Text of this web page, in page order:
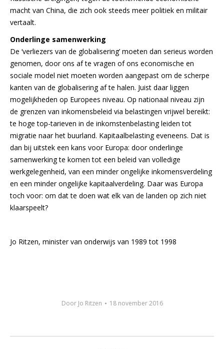
macht van China, die zich ook steeds meer politiek en militair
vertaalt.
Onderlinge samenwerking
De ‘verliezers van de globalisering’ moeten dan serieus worden
genomen, door ons af te vragen of ons economische en
sociale model niet moeten worden aangepast om de scherpe
kanten van de globalisering af te halen. Juist daar liggen
mogelijkheden op Europees niveau. Op nationaal niveau zijn
de grenzen van inkomensbeleid via belastingen vrijwel bereikt:
te hoge top-tarieven in de inkomstenbelasting leiden tot
migratie naar het buurland. Kapitaalbelasting eveneens. Dat is
dan bij uitstek een kans voor Europa: door onderlinge
samenwerking te komen tot een beleid van volledige
werkgelegenheid, van een minder ongelijke inkomensverdeling
en een minder ongelijke kapitaalverdeling. Daar was Europa
toch voor: om dat te doen wat elk van de landen op zich niet
klaarspeelt?
Jo Ritzen, minister van onderwijs van 1989 tot 1998
Door Jo Ritzen 18 november 2016